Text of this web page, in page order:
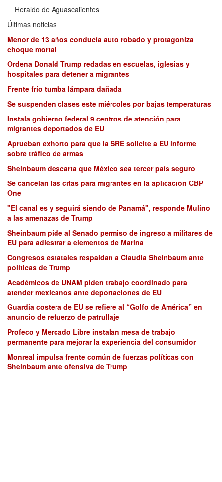
Heraldo de Aguascalientes
Últimas noticias
Menor de 13 años conducía auto robado y protagoniza
choque mortal
Ordena Donald Trump redadas en escuelas, iglesias y
hospitales para detener a migrantes
Frente frío tumba lámpara dañada
Se suspenden clases este miércoles por bajas temperaturas
Instala gobierno federal 9 centros de atención para
migrantes deportados de EU
Aprueban exhorto para que la SRE solicite a EU informe
sobre tráfico de armas
Sheinbaum descarta que México sea tercer país seguro
Se cancelan las citas para migrantes en la aplicación CBP
One
"El canal es y seguirá siendo de Panamá", responde Mulino
a las amenazas de Trump
Sheinbaum pide al Senado permiso de ingreso a militares de
EU para adiestrar a elementos de Marina
Congresos estatales respaldan a Claudia Sheinbaum ante
políticas de Trump
Académicos de UNAM piden trabajo coordinado para
atender mexicanos ante deportaciones de EU
Guardia costera de EU se refiere al “Golfo de América” en
anuncio de refuerzo de patrullaje
Profeco y Mercado Libre instalan mesa de trabajo
permanente para mejorar la experiencia del consumidor
Monreal impulsa frente común de fuerzas políticas con
Sheinbaum ante ofensiva de Trump